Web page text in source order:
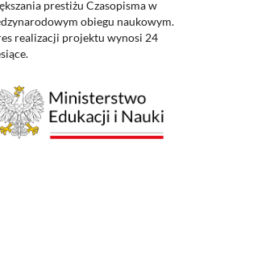
prestiżu Czasopisma w
obiegu naukowym.
realizacji projektu wynosi 24